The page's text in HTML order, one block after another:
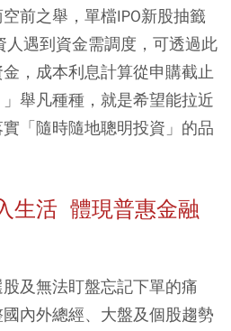
前之舉，單檔IPO新股抽籤
遇到資金需調度，可透過此
，成本利息計算從申購截止
舉凡種種，就是希望能拉近
「隨時隨地聰明投資」的品
生活 體現普惠金融
及無法盯盤忘記下單的痛
內外總經、大盤及個股趨勢